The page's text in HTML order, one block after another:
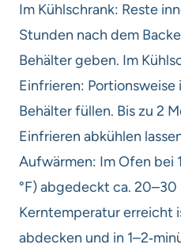
Im Kühlschrank: Reste
Stunden nach dem
Behälter geben. Im
Einfrieren:
Behälter füllen. Bis zu 2
Einfrieren abkühlen
Aufwärmen: Im Ofen bei
°F) abgedeckt ca. 20–30
Kerntemperatur erreicht
abdecken und in